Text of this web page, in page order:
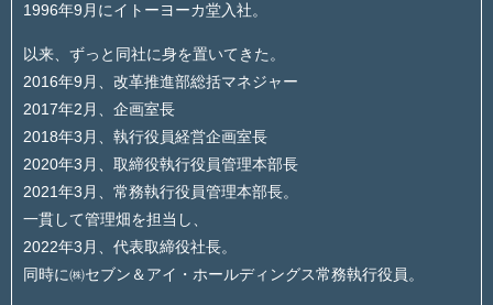
1996年9月にイトーヨーカ堂入社。
以来、ずっと同社に身を置いてきた。
2016年9月、改革推進部総括マネジャー
2017年2月、企画室長
2018年3月、執行役員経営企画室長
2020年3月、取締役執行役員管理本部長
2021年3月、常務執行役員管理本部長。
一貫して管理畑を担当し、
2022年3月、代表取締役社長。
同時に㈱セブン＆アイ・ホールディングス常務執行役員。